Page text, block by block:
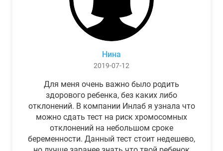
Нина
2019-07-12
Для меня очень важно было родить
здорового ребенка, без каких либо
отклонений. В компании Инлаб я узнала что
можно сдать тест на риск хромосомных
отклонений на небольшом сроке
беременности. Данный тест стоит недешево,